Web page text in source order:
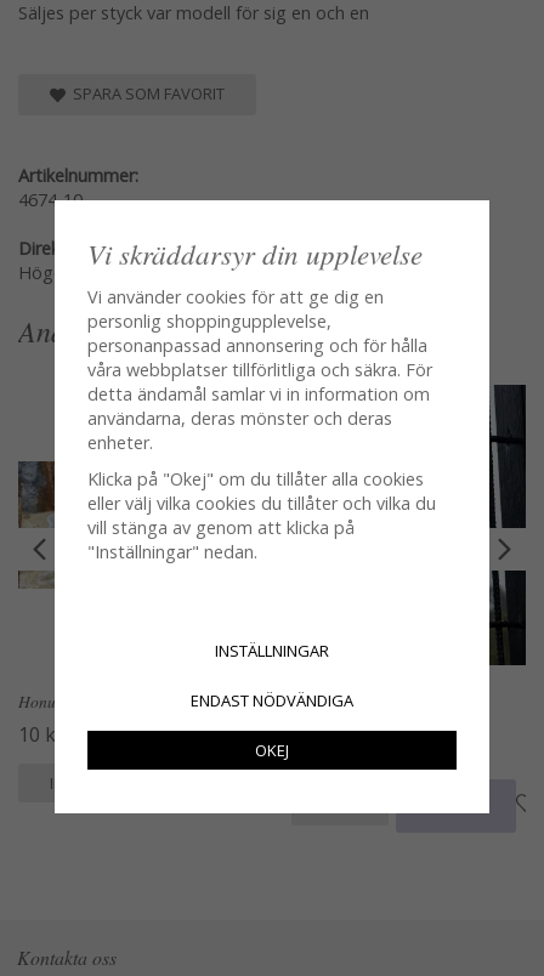
Säljes per styck var modell för sig en och en
SPARA SOM FAVORIT
Artikelnummer:
4674-10
Direktlänk:
Högerklicka och kopiera adressen
Andra köpte även
Honungs doppare i natur trä
10 kr
INFO
Färgad kula i glas och rost att
Kontakta oss
Vi skräddarsyr din upplevelse
Vi använder cookies för att ge dig en
personlig shoppingupplevelse,
personanpassad annonsering och för hålla
våra webbplatser tillförlitliga och säkra. För
detta ändamål samlar vi in information om
användarna, deras mönster och deras
enheter.
Klicka på "Okej" om du tillåter alla cookies
eller välj vilka cookies du tillåter och vilka du
vill stänga av genom att klicka på
"Inställningar" nedan.
INSTÄLLNINGAR
ENDAST NÖDVÄNDIGA
OKEJ